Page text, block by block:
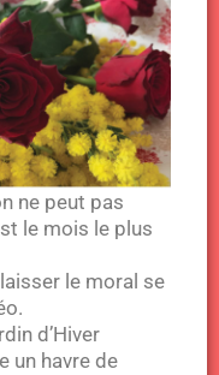
ne peut pas
le mois le plus
le moral se
d’Hiver
un havre de